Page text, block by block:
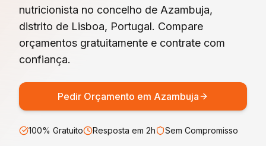
nutricionista no concelho de Azambuja,
distrito de Lisboa, Portugal. Compare
orçamentos gratuitamente e contrate com
confiança.
Pedir Orçamento em Azambuja
100% Gratuito Resposta em 2h Sem Compromisso